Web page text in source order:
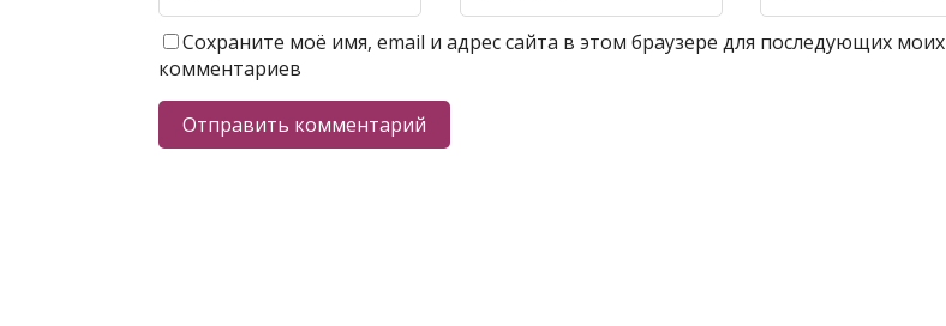
Сохраните моё имя, email и адрес сайта в этом браузере для последующих моих
комментариев